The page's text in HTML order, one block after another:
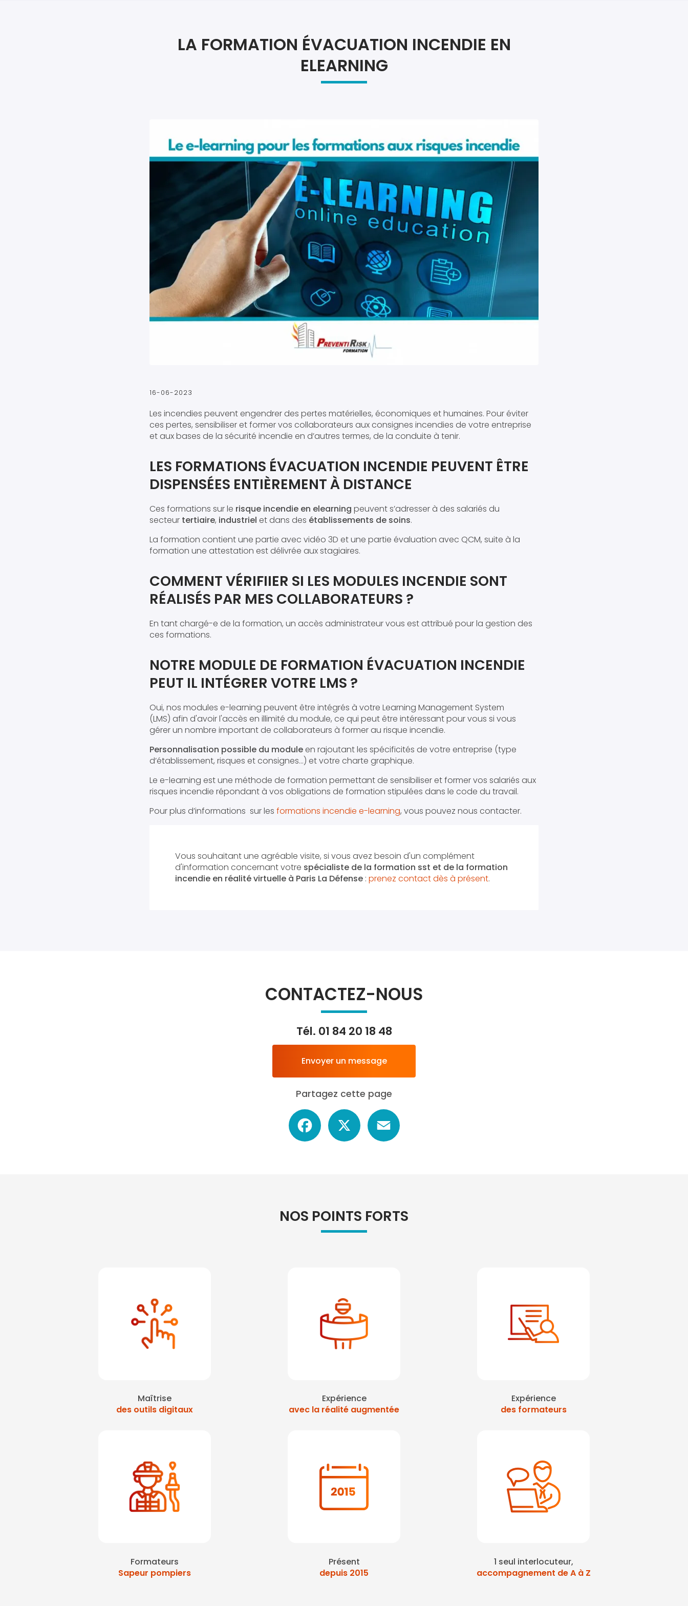
LA FORMATION ÉVACUATION INCENDIE EN
ELEARNING
16-06-2023
Les incendies peuvent engendrer des pertes matérielles, économiques et humaines. Pour éviter
ces pertes, sensibiliser et former vos collaborateurs aux consignes incendies de votre entreprise
et aux bases de la sécurité incendie en d’autres termes, de la conduite à tenir.
LES FORMATIONS ÉVACUATION INCENDIE PEUVENT ÊTRE
DISPENSÉES ENTIÈREMENT À DISTANCE
Ces formations sur le risque incendie en elearning peuvent s’adresser à des salariés du
secteur tertiaire, industriel et dans des établissements de soins.
La formation contient une partie avec vidéo 3D et une partie évaluation avec QCM, suite à la
formation une attestation est délivrée aux stagiaires.
COMMENT VÉRIFIIER SI LES MODULES INCENDIE SONT
RÉALISÉS PAR MES COLLABORATEURS ?
En tant chargé-e de la formation, un accès administrateur vous est attribué pour la gestion des
ces formations.
NOTRE MODULE DE FORMATION ÉVACUATION INCENDIE
PEUT IL INTÉGRER VOTRE LMS ?
Oui, nos modules e-learning peuvent être intégrés à votre Learning Management System
(LMS) afin d'avoir l'accès en illimité du module, ce qui peut être intéressant pour vous si vous
gérer un nombre important de collaborateurs à former au risque incendie.
Personnalisation possible du moduleen rajoutant les spécificités de votre entreprise (type
d’établissement, risques et consignes…) et votre charte graphique.
Le e-learning est une méthode de formation permettant de sensibiliser et former vos salariés aux
risques incendie répondant à vos obligations de formation stipulées dans le code du travail.
Pour plus d’informations sur les formations incendie e-learning, vous pouvez nous contacter.
Vous souhaitant une agréable visite, si vous avez besoin d'un complément
d'information concernant votre spécialiste de la formation sst et de la formation
incendie en réalité virtuelle à Paris La Défense : prenez contact dès à présent.
CONTACTEZ-NOUS
Tél. 01 84 20 18 48
Envoyer un message
Partagez cette page
Facebook
NOS POINTS FORTS
Maîtrise
des outils digitaux
Expérience
avec la réalité augmentée
Expérience
des formateurs
Formateurs
Sapeur pompiers
Présent
depuis 2015
1 seul interlocuteur,
accompagnement de A à Z